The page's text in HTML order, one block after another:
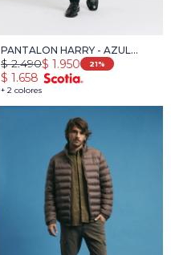
PANTALON HARRY - AZUL
OSCURO
+ 2 colores
$ 1.950
$ 2.490 21
$ 1.658